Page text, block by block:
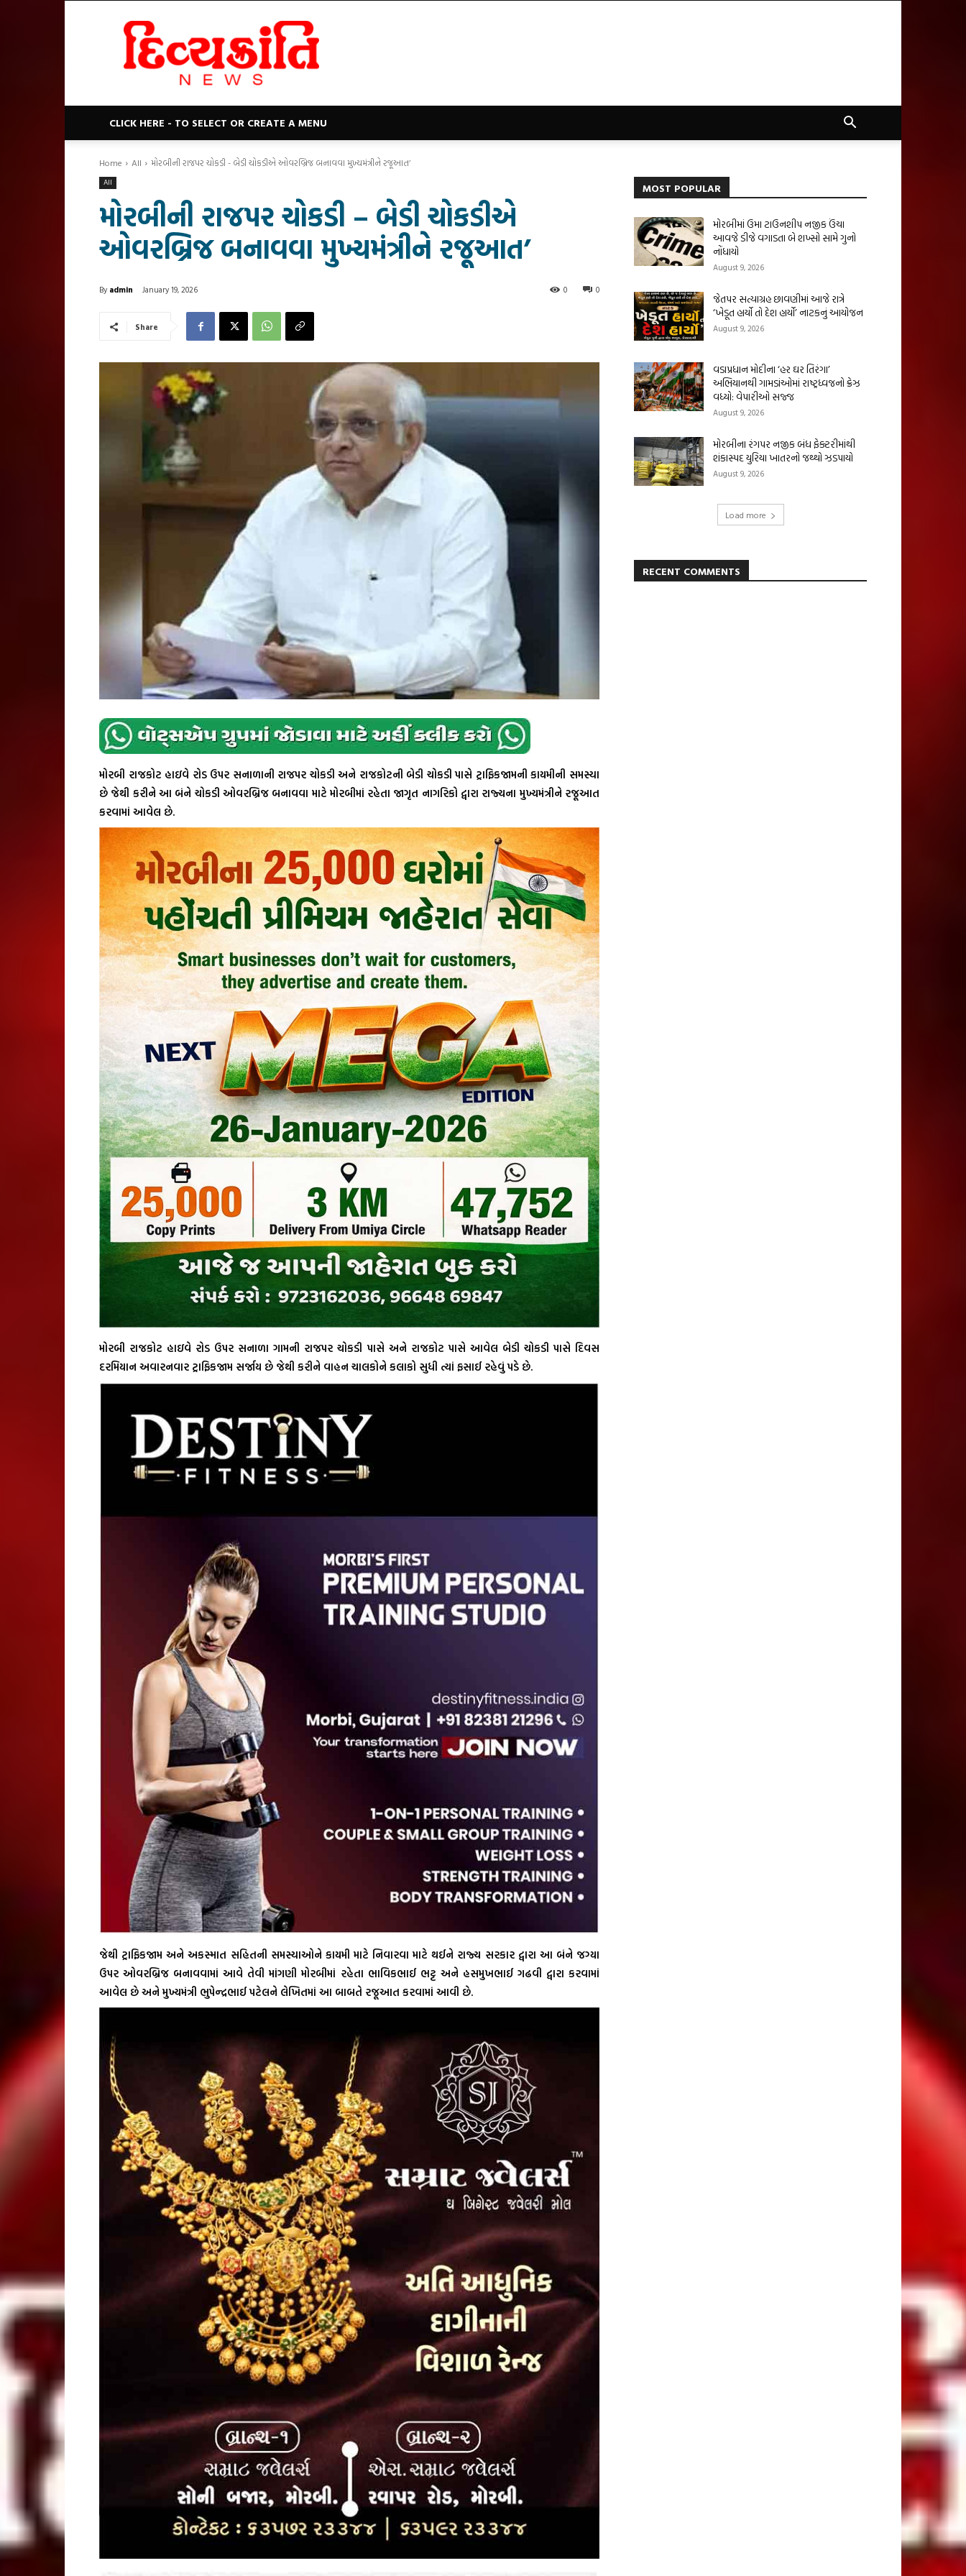
Divyakranti
News
CLICK HERE - TO SELECT OR CREATE A MENU
Home All મોરબીની રાજપર ચોકડી - બેડી ચોકડીએ ઓવરબ્રિજ બનાવવા મુખ્યમંત્રીને રજૂઆત’
All
મોરબીની રાજપર ચોકડી – બેડી ચોકડીએ
ઓવરબ્રિજ બનાવવા મુખ્યમંત્રીને રજૂઆત’
By admin January 19, 2026 0
0
Share
મોરબી રાજકોટ હાઇવે રોડ ઉપર સનાળાની રાજપર ચોકડી અને રાજકોટની બેડી ચોકડી પાસે ટ્રાફિકજામની કાયમીની સમસ્યા
છે જેથી કરીને આ બંને ચોકડી ઓવરબ્રિજ બનાવવા માટે મોરબીમાં રહેતા જાગૃત નાગરિકો દ્વારા રાજ્યના મુખ્યમંત્રીને રજૂઆત
કરવામાં આવેલ છે.
મોરબી રાજકોટ હાઇવે રોડ ઉપર સનાળા ગામની રાજપર ચોકડી પાસે અને રાજકોટ પાસે આવેલ બેડી ચોકડી પાસે દિવસ
દરમિયાન અવારનવાર ટ્રાફિકજામ સર્જાય છે જેથી કરીને વાહન ચાલકોને કલાકો સુધી ત્યાં ફસાઈ રહેવું પડે છે.
જેથી ટ્રાફિકજામ અને અકસ્માત સહિતની સમસ્યાઓને કાયમી માટે નિવારવા માટે થઈને રાજ્ય સરકાર દ્વારા આ બંને જગ્યા
ઉપર ઓવરબ્રિજ બનાવવામાં આવે તેવી માંગણી મોરબીમાં રહેતા ભાવિકભાઈ ભટ્ટ અને હસમુખભાઈ ગઢવી દ્વારા કરવામાં
આવેલ છે અને મુખ્યમંત્રી ભુપેન્દ્રભાઈ પટેલને લેખિતમાં આ બાબતે રજૂઆત કરવામાં આવી છે.
MOST POPULAR
મોરબીમાં ઉમા ટાઉનશીપ નજીક ઉંચા
આવજે ડીજે વગાડતા બે શખ્સો સામે ગુનો
નોંધાયો
August 9, 2026
જેતપર સત્યાગ્રહ છાવણીમાં આજે રાત્રે
‘ખેડૂત હાર્યો તો દેશ હાર્યો’ નાટકનું આયોજન
August 9, 2026
વડાપ્રધાન મોદીના ‘હર ઘર તિરંગા’
અભિયાનથી ગામડાંઓમાં રાષ્ટ્રધ્વજનો ક્રેઝ
વધ્યો: વેપારીઓ સજ્જ
August 9, 2026
મોરબીના રંગપર નજીક બંધ ફેક્ટરીમાંથી
શંકાસ્પદ યુરિયા ખાતરનો જથ્થો ઝડપાયો
August 9, 2026
Load more
RECENT COMMENTS